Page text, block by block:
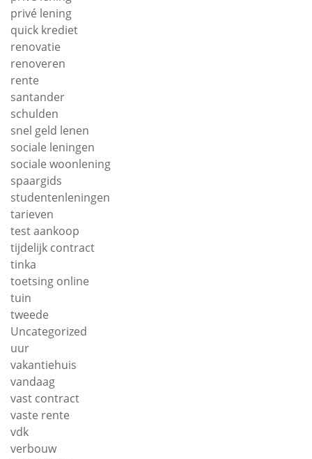
privé lening
quick krediet
renovatie
renoveren
rente
santander
schulden
snel geld lenen
sociale leningen
sociale woonlening
spaargids
studentenleningen
tarieven
test aankoop
tijdelijk contract
tinka
toetsing online
tuin
tweede
Uncategorized
uur
vakantiehuis
vandaag
vast contract
vaste rente
vdk
verbouw